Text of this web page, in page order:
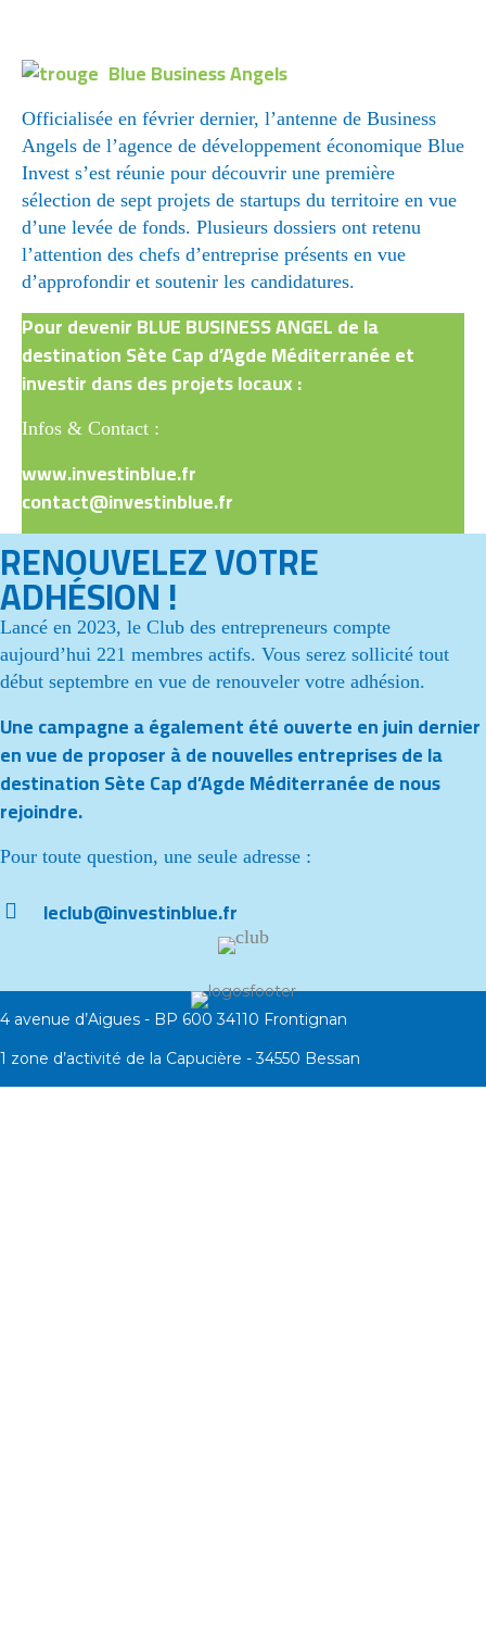
Blue Business Angels
Officialisée en février dernier, l’antenne de Business
Angels de l’agence de développement économique Blue
Invest s’est réunie pour découvrir une première
sélection de sept projets de startups du territoire en vue
d’une levée de fonds. Plusieurs dossiers ont retenu
l’attention des chefs d’entreprise présents en vue
d’approfondir et soutenir les candidatures.
Pour devenir BLUE BUSINESS ANGEL de la
destination Sète Cap d’Agde Méditerranée et
investir dans des projets locaux :
Infos & Contact :
www.investinblue.fr
contact@investinblue.fr
RENOUVELEZ VOTRE
ADHÉSION !
Lancé en 2023, le Club des entrepreneurs compte
aujourd’hui 221 membres actifs. Vous serez sollicité tout
début septembre en vue de renouveler votre adhésion.
Une campagne a également été ouverte en juin dernier
en vue de proposer à de nouvelles entreprises de la
destination Sète Cap d’Agde Méditerranée de nous
rejoindre.
Pour toute question, une seule adresse :
leclub@investinblue.fr
4 avenue d’Aigues - BP 600 34110 Frontignan
1 zone d’activité de la Capucière - 34550 Bessan